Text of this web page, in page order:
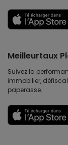
Meilleurtaux
Suivez la
immobilier,
paperasse.